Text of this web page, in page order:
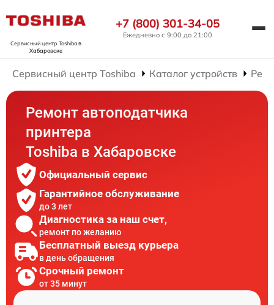
Сервисный центр Toshibaв
Хабаровске
+7 (800) 301-34-05
Ежедневно с 9:00 до 21:00
Сервисный центр Toshiba Каталог устройств
Ремонт автоподатчика
принтера
Toshiba в Хабаровске
Официальный сервис
Гарантийное обслуживание
до 3 лет
Диагностика за наш счет,
ремонт по желанию
Бесплатный выезд курьера
в день обращения
Срочный ремонт
от 35 минут